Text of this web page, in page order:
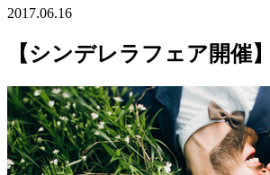
2017.06.16
【シンデレラフェア開催】